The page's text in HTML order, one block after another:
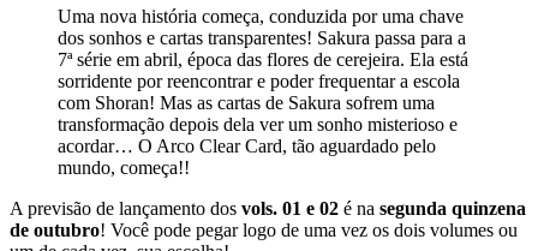
Uma nova história começa, conduzida por uma chave
dos sonhos e cartas transparentes! Sakura passa para a
7ª série em abril, época das flores de cerejeira. Ela está
sorridente por reencontrar e poder frequentar a escola
com Shoran! Mas as cartas de Sakura sofrem uma
transformação depois dela ver um sonho misterioso e
acordar… O Arco Clear Card, tão aguardado pelo
mundo, começa!!
A previsão de lançamento dos vols. 01 e 02 é na segunda quinzena
de outubro! Você pode pegar logo de uma vez os dois volumes ou